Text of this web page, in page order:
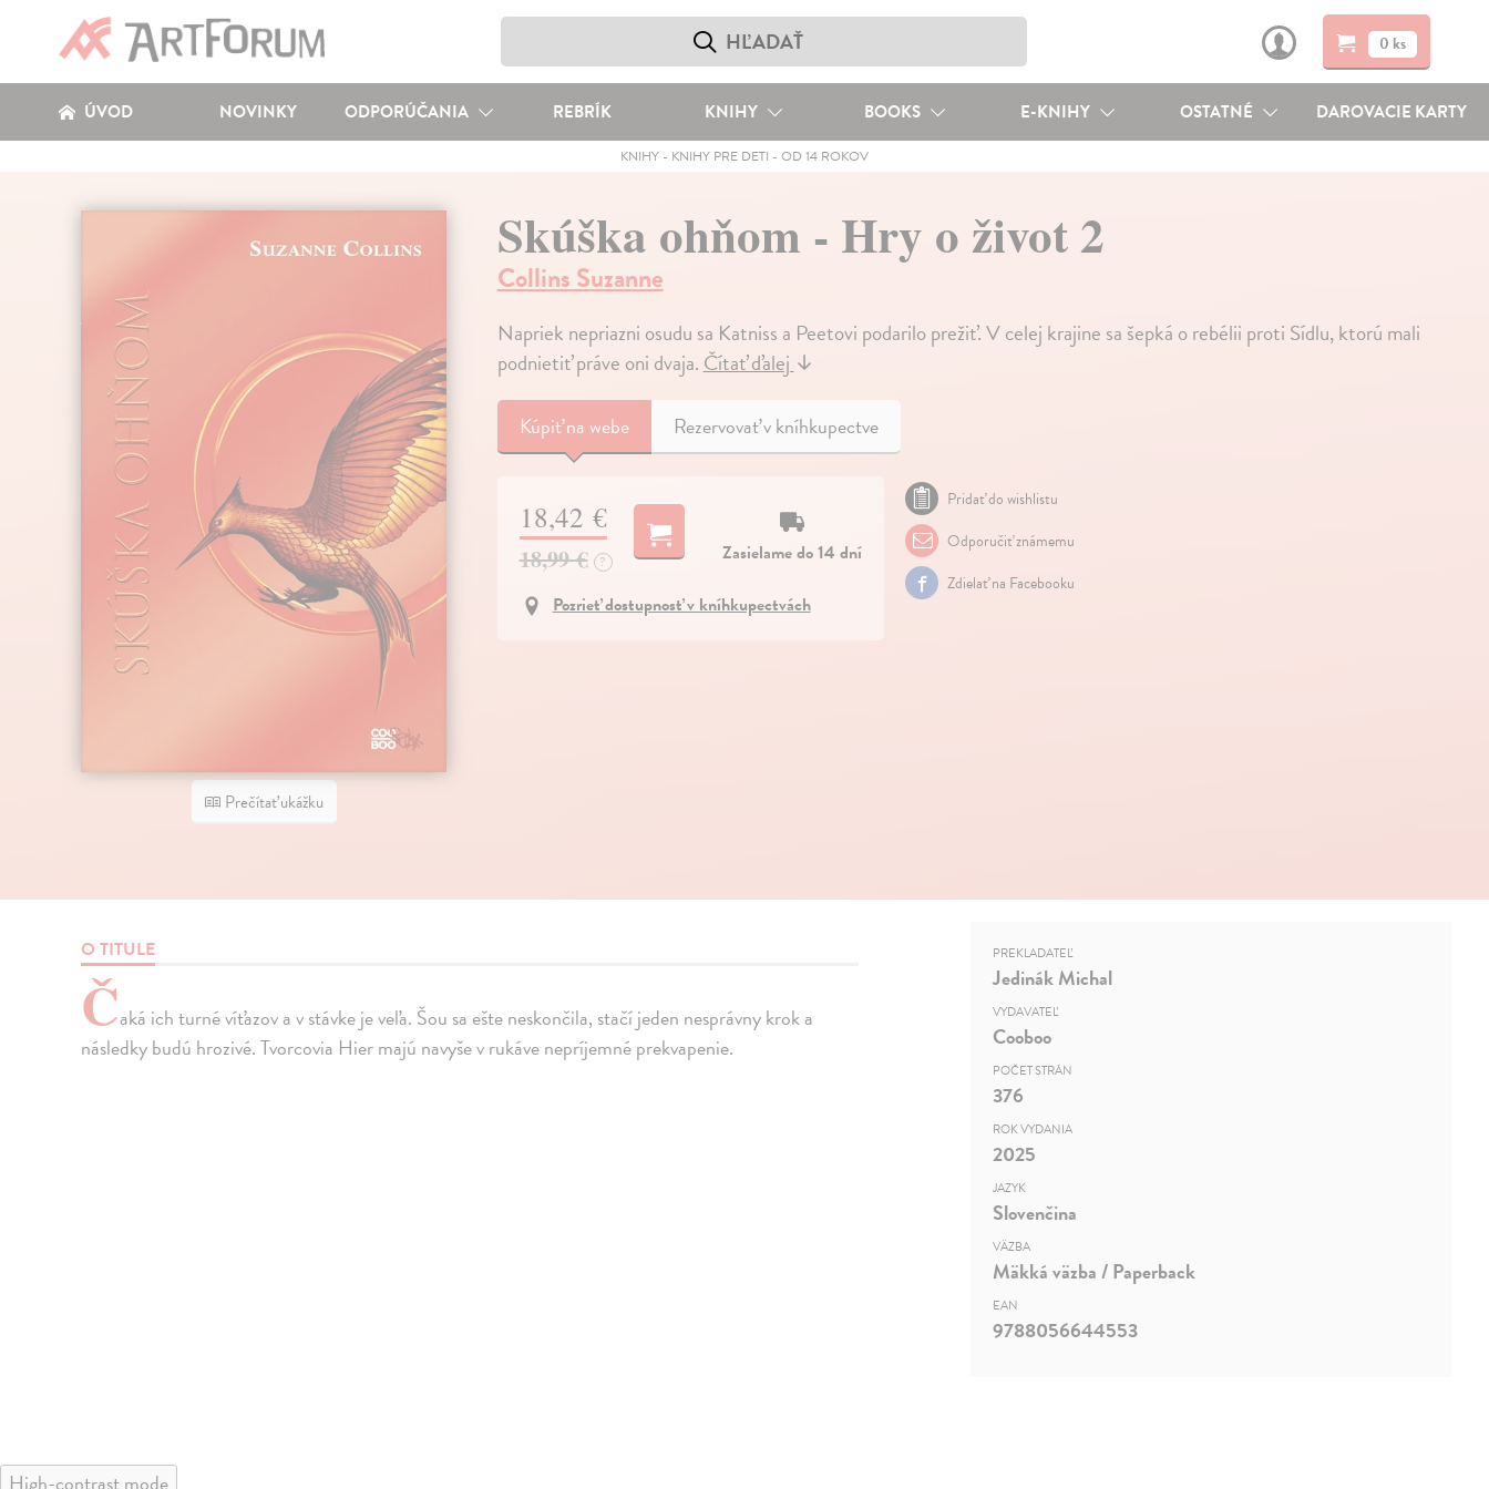
0 ks
ÚVOD NOVINKY ODPORÚČANIA REBRÍK KNIHY BOOKS E-KNIHY OSTATNÉ DAROVACIE KARTY
KNIHY- KNIHY PRE DETI - OD 14 ROKOV
Prečítať ukážku
Skúška ohňom - Hry o život 2
Collins Suzanne
Napriek nepriazni osudu sa Katniss a Peetovi podarilo prežiť. V celej krajine sa šepká o rebélii proti Sídlu, ktorú mali
podnietiť práve oni dvaja.Čítať ďalej↓
Kúpiťna webe Rezervovať v kníhkupectve
18,42 €
18,99 € ?
Zasielame do 14 dní
Pozrieť dostupnosť v kníhkupectvách
Pridať do wishlistu
Odporučiť známemu
Zdielať na Facebooku
O TITULE
Čaká ich turné víťazov a v stávke je veľa. Šou sa ešte neskončila, stačí jeden nesprávny krok a
následky budú hrozivé. Tvorcovia Hier majú navyše v rukáve nepríjemné prekvapenie.
PREKLADATEĽ
Jedinák Michal
VYDAVATEĽ
Cooboo
POČET STRÁN
376
ROK VYDANIA
2025
JAZYK
Slovenčina
VÄZBA
Mäkká väzba / Paperback
EAN
9788056644553
High-contrast mode